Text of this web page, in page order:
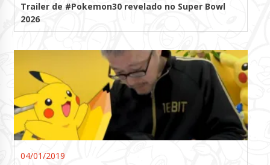
Trailer de #Pokemon30 revelado no Super Bowl
2026
04/01/2019